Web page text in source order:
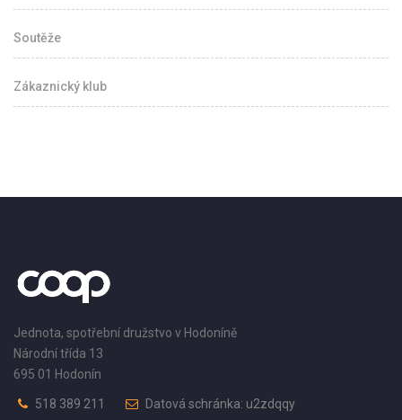
Soutěže
Zákaznický klub
Jednota, spotřební družstvo v Hodoníně
Národní třída 13
695 01 Hodonín
518 389 211
Datová schránka: u2zdqqy